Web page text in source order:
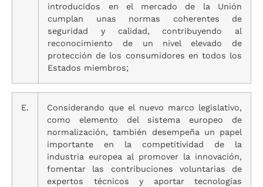
introducidos en el mercado de la Unión
cumplan unas normas coherentes de
seguridad y calidad, contribuyendo al
reconocimiento de un nivel elevado de
protección de los consumidores en todos los
Estados miembros;
E.
Considerando que el nuevo marco legislativo,
como elemento del sistema europeo de
normalización, también desempeña un papel
importante en la competitividad de la
industria europea al promover la innovación,
fomentar las contribuciones voluntarias de
expertos técnicos y aportar tecnologías